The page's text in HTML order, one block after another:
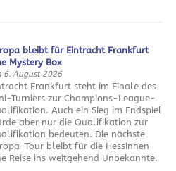
bleibt für Eintracht Frankfurt
Mystery Box
6. August 2026
Frankfurt steht im Finale des
Turniers zur Champions-League-
Auch ein Sieg im Endspiel
aber nur die Qualifikation zur
bedeuten. Die nächste
Tour bleibt für die Hessinnen
Reise ins weitgehend Unbekannte.